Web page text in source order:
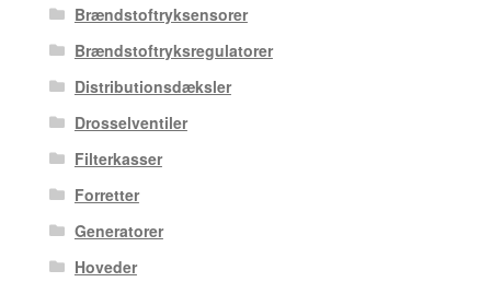
Brændstoftryksensorer
Brændstoftryksregulatorer
Distributionsdæksler
Drosselventiler
Filterkasser
Forretter
Generatorer
Hoveder